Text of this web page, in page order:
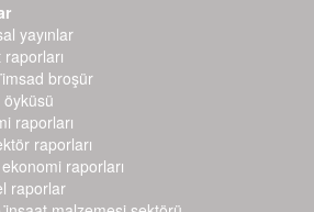
yayınlar
broşür
öyküsü
raporları
raporları
raporları
raporlar